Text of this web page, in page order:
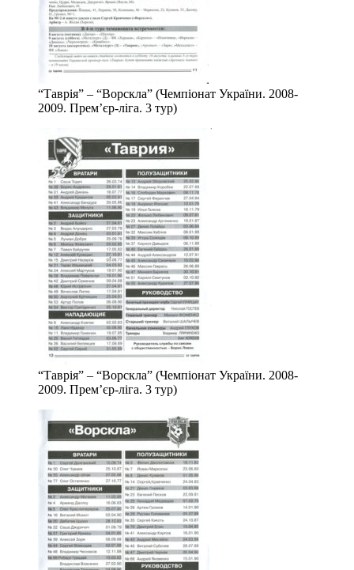
“Таврія” – “Ворскла” (Чемпіонат України. 2008-
2009. Прем’єр-ліга. 3 тур)
“Таврія” – “Ворскла” (Чемпіонат України. 2008-
2009. Прем’єр-ліга. 3 тур)